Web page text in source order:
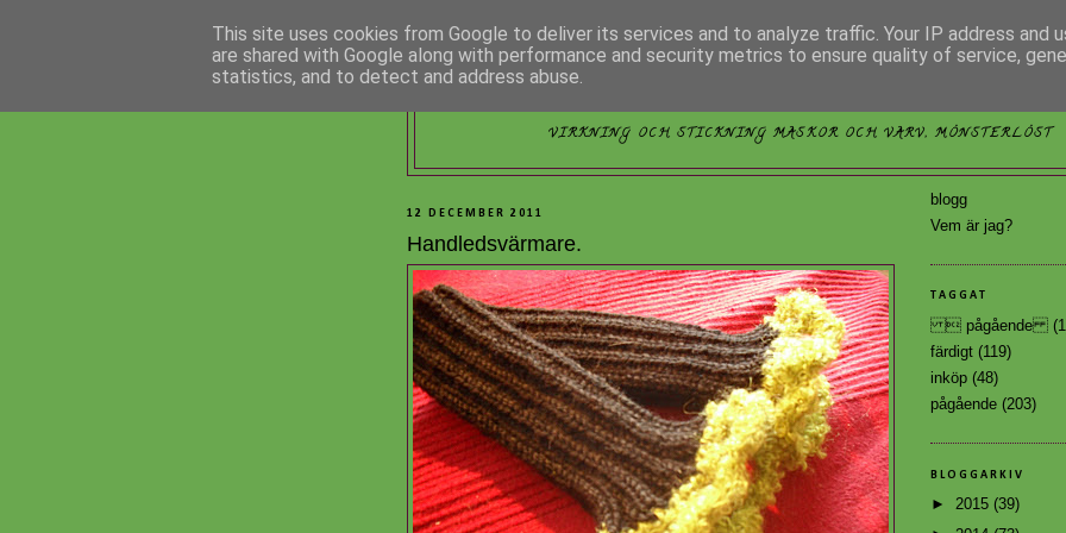
VIRKNING OCH STICKNING MASKOR OCH VARV, MÖNSTERLÖST
12 DECEMBER 2011
Handledsvärmare.
blogg
Vem är jag?
TAGGAT
 pågående
färdigt (119)
inköp (48)
pågående (203)
BLOGGARKIV
► 2015 (39)
This site uses cookies from Google to deliver its services and to analyze traffic. Your IP address and
are shared with Google along with performance and security metrics to ensure quality of service,
statistics, and to detect and address abuse.